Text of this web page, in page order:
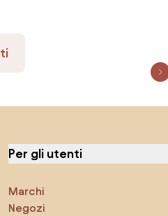
Per gli utenti
Marchi
Negozi